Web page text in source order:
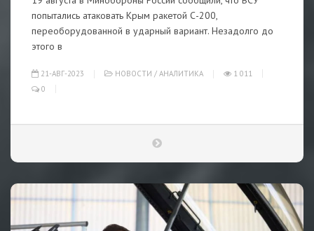
попытались атаковать Крым ракетой С-200,
переоборудованной в ударный вариант. Незадолго до
этого в
21-АВГ-2023 НОВОСТИ / АНАЛИТИКА
1 011
0